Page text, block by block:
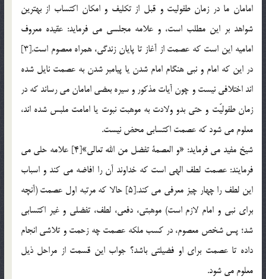
امامان ما در زمان طفوليت و قبل از تكليف و امكان اكتساب از بهترين
شواهد بر اين مطلب است، و علامه مجلسي مي فرمايد: عقيده معروف
اماميه اين است كه عصمت از آغاز تا پايان زندگي، همراه معصوم است.[3]
در اين كه امام و نبي هنگام امام شدن يا پيامبر شدن به عصمت نايل شده
اند اختلافي نيست و چون آيات مذكور و سيره بعضي امامان مي رساند كه در
زمان طفوليّت و حتي بدو ولادت به موهبت نبوت يا امامت ملبس شده اند،
معلوم مي شود كه عصمت اكتسابي محض نيست.
شيخ مفيد مي فرمايد: «و العصمة تفضل من الله تعالي»[4] علامه حلي مي
فرمايند: عصمت لطف الهي است كه خداوند آن را افاضه مي كند و اسباب
اين لطف را چهار چيز معرفي مي كند.[5] حالا كه مرتبه اول عصمت (آنچه
براي نبي و امام لازم است) موهبتي، دفعي، لطف، تفضلي و غير اكتسابي
شد؛ پس شخص معصوم، در كسب ملكه عصمت چه زحمت و تلاشي انجام
داده تا عصمت براي او فضيلتي باشد؟ جواب اين قسمت از مراحل ذيل
معلوم مي شود.